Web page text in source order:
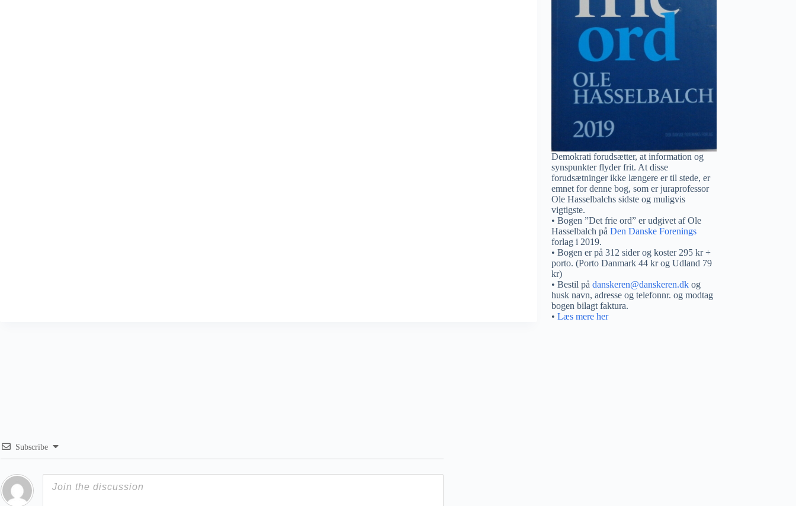
Demokrati forudsætter, at information og
synspunkter flyder frit. At disse
forudsætninger ikke længere er til stede, er
emnet for denne bog, som er juraprofessor
Ole Hasselbalchs sidste og muligvis
vigtigste.
• Bogen ”Det frie ord” er udgivet af Ole
Hasselbalch påDen Danske Forenings
forlag i 2019.
• Bogen er på 312 sider og koster 295 kr +
porto. (Porto Danmark 44 kr og Udland 79
kr)
• Bestil pådanskeren@danskeren.dk og
husk navn, adresse og telefonnr. og modtag
bogen bilagt faktura.
•Læs mere her
Subscribe